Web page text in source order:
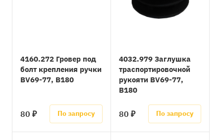
4160.272 Гровер под
болт крепления ручки
BV69-77, B180
80 ₽ По запросу
4032.979 Заглушка
траспортировочной
рукояти BV69-77,
B180
80 ₽ По запросу